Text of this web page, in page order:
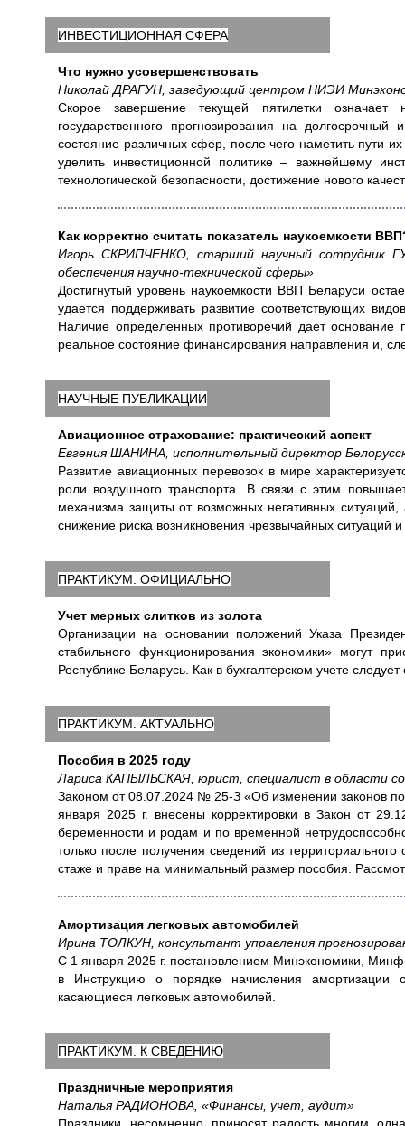
ИНВЕСТИЦИОННАЯ СФЕРА
Что нужно усовершенствовать
Николай ДРАГУН, заведующий центром НИЭИ
Скорое завершение текущей пятилетки означает
государственного прогнозирования на
состояние различных сфер, после чего наметить пути
уделить инвестиционной политике – важнейшему
технологической безопасности, достижение нового
Как корректно считать показатель наукоемкости
Игорь СКРИПЧЕНКО, старший научный сотрудник
обеспечения научно-технической сферы»
Достигнутый уровень наукоемкости ВВП Беларуси
удается поддерживать развитие соответствующих
Наличие определенных противоречий дает
реальное состояние финансирования направления и,
НАУЧНЫЕ ПУБЛИКАЦИИ
Авиационное страхование: практический аспект
Евгения ШАНИНА, исполнительный директор
Развитие авиационных перевозок в мире
роли воздушного транспорта. В связи с этим
механизма защиты от возможных негативных
снижение риска возникновения чрезвычайных
ПРАКТИКУМ. ОФИЦИАЛЬНО
Учет мерных слитков из золота
Организации на основании положений Указа
стабильного функционирования экономики» могут
Республике Беларусь. Как в бухгалтерском учете
ПРАКТИКУМ. АКТУАЛЬНО
Пособия в 2025 году
Лариса КАПЫЛЬСКАЯ, юрист, специалист в области
Законом от 08.07.2024 № 25-З «Об изменении законов
января 2025 г. внесены корректировки в Закон от
беременности и родам и по временной
только после получения сведений из
стаже и праве на минимальный размер пособия.
Амортизация легковых автомобилей
Ирина ТОЛКУН, консультант управления
С 1 января 2025 г. постановлением Минэкономики,
в Инструкцию о порядке начисления амортизации
касающиеся легковых автомобилей.
ПРАКТИКУМ. К СВЕДЕНИЮ
Праздничные мероприятия
Наталья РАДИОНОВА, «Финансы, учет, аудит»